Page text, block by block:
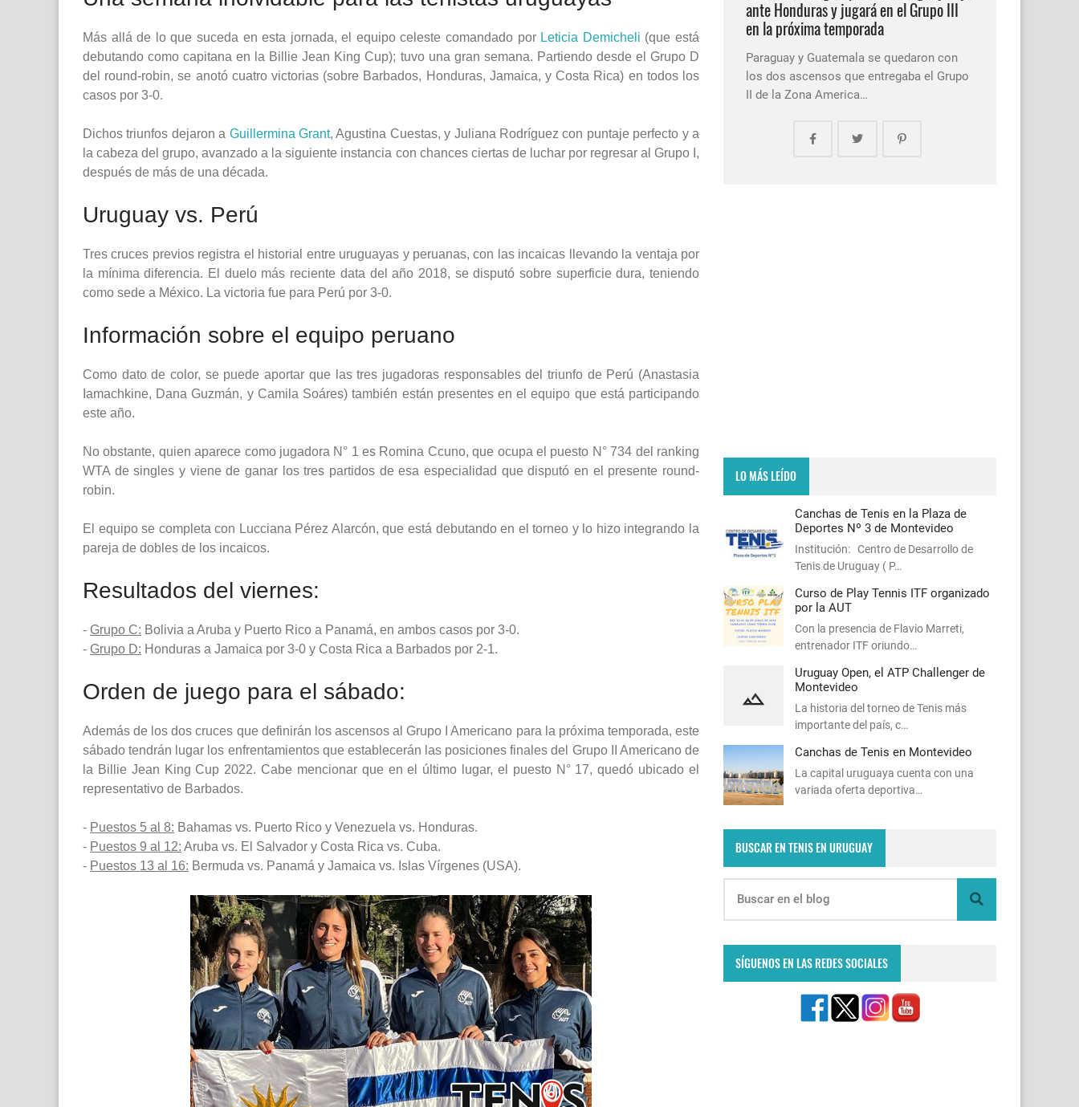
Más allá de lo que suceda en esta jornada, el equipo celeste comandado por Leticia Demicheli (que está
debutando como capitana en la Billie Jean King Cup); tuvo una gran semana. Partiendo desde el Grupo D
del round-robin, se anotó cuatro victorias (sobre Barbados, Honduras, Jamaica, y Costa Rica) en todos los
casos por 3-0.
Dichos triunfos dejaron a Guillermina Grant, Agustina Cuestas, y Juliana Rodríguez con puntaje perfecto y a
la cabeza del grupo, avanzado a la siguiente instancia con chances ciertas de luchar por regresar al Grupo I,
después de más de una década.
Uruguay vs. Perú
Tres cruces previos registra el historial entre uruguayas y peruanas, con las incaicas llevando la ventaja por
la mínima diferencia. El duelo más reciente data del año 2018, se disputó sobre superficie dura, teniendo
como sede a México. La victoria fue para Perú por 3-0.
Información sobre el equipo peruano
Como dato de color, se puede aportar que las tres jugadoras responsables del triunfo de Perú (Anastasia
Iamachkine, Dana Guzmán, y Camila Soáres) también están presentes en el equipo que está participando
este año.
No obstante, quien aparece como jugadora N° 1 es Romina Ccuno, que ocupa el puesto N° 734 del ranking
WTA de singles y viene de ganar los tres partidos de esa especialidad que disputó en el presente round-
robin.
El equipo se completa con Lucciana Pérez Alarcón, que está debutando en el torneo y lo hizo integrando la
pareja de dobles de los incaicos.
Resultados del viernes:
- Grupo C: Bolivia a Aruba y Puerto Rico a Panamá, en ambos casos por 3-0.
- Grupo D: Honduras a Jamaica por 3-0 y Costa Rica a Barbados por 2-1.
Orden de juego para el sábado:
Además de los dos cruces que definirán los ascensos al Grupo I Americano para la próxima temporada, este
sábado tendrán lugar los enfrentamientos que establecerán las posiciones finales del Grupo II Americano de
la Billie Jean King Cup 2022. Cabe mencionar que en el último lugar, el puesto N° 17, quedó ubicado el
representativo de Barbados.
- Puestos 5 al 8: Bahamas vs. Puerto Rico y Venezuela vs. Honduras.
- Puestos 9 al 12: Aruba vs. El Salvador y Costa Rica vs. Cuba.
- Puestos 13 al 16: Bermuda vs. Panamá y Jamaica vs. Islas Vírgenes (USA).
ante Honduras y jugará en el Grupo III
en la próxima temporada
Paraguay y Guatemala se quedaron con
los dos ascensos que entregaba el Grupo
II de la Zona America…
LO MÁS LEÍDO
Canchas de Tenis en la Plaza de
Deportes Nº 3 de Montevideo
Institución: Centro de Desarrollo de
Tenis de Uruguay ( P…
Curso de Play Tennis ITF organizado
por la AUT
Con la presencia de Flavio Marreti,
entrenador ITF oriundo…
Uruguay Open, el ATP Challenger de
Montevideo
La historia del torneo de Tenis más
importante del país, c…
Canchas de Tenis en Montevideo
La capital uruguaya cuenta con una
variada oferta deportiva…
BUSCAR EN TENIS EN URUGUAY
SÍGUENOS EN LAS REDES SOCIALES